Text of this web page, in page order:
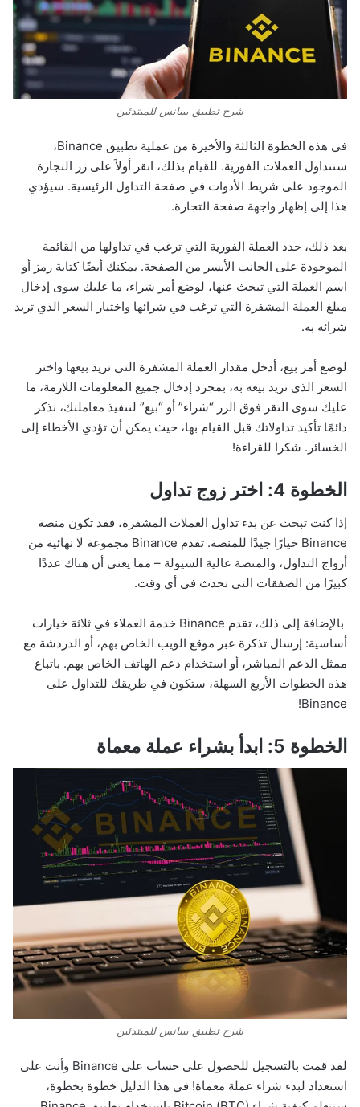
شرح تطبيق بينانس للمبتدئين
في هذه الخطوة الثالثة والأخيرة من عملية تطبيق Binance،
ستتداول العملات الفورية. للقيام بذلك، انقر أولاً على زر التجارة
الموجود على شريط الأدوات في صفحة التداول الرئيسية. سيؤدي
هذا إلى إظهار واجهة صفحة التجارة.
بعد ذلك، حدد العملة الفورية التي ترغب في تداولها من القائمة
الموجودة على الجانب الأيسر من الصفحة. يمكنك أيضًا كتابة رمز أو
اسم العملة التي تبحث عنها، لوضع أمر شراء، ما عليك سوى إدخال
مبلغ العملة المشفرة التي ترغب في شرائها واختيار السعر الذي تريد
شرائه به.
لوضع أمر بيع، أدخل مقدار العملة المشفرة التي تريد بيعها واختر
السعر الذي تريد بيعه به، بمجرد إدخال جميع المعلومات اللازمة، ما
عليك سوى النقر فوق الزر “شراء” أو “بيع” لتنفيذ معاملتك، تذكر
دائمًا تأكيد تداولاتك قبل القيام بها، حيث يمكن أن تؤدي الأخطاء إلى
الخسائر. شكرا للقراءة!
الخطوة 4: اختر زوج تداول
إذا كنت تبحث عن بدء تداول العملات المشفرة، فقد تكون منصة
Binance خيارًا جيدًا للمنصة. تقدم Binance مجموعة لا نهائية من
أزواج التداول، والمنصة عالية السيولة – مما يعني أن هناك عددًا
كبيرًا من الصفقات التي تحدث في أي وقت.
بالإضافة إلى ذلك، تقدم Binance خدمة العملاء في ثلاثة خيارات
أساسية: إرسال تذكرة عبر موقع الويب الخاص بهم، أو الدردشة مع
ممثل الدعم المباشر، أو استخدام دعم الهاتف الخاص بهم. باتباع
هذه الخطوات الأربع السهلة، ستكون في طريقك للتداول على
Binance!
الخطوة 5: ابدأ بشراء عملة معماة
شرح تطبيق بينانس للمبتدئين
لقد قمت بالتسجيل للحصول على حساب على Binance وأنت على
استعداد لبدء شراء عملة معماة! في هذا الدليل خطوة بخطوة،